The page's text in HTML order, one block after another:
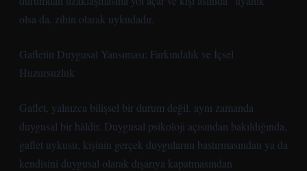
olsa da, zihin olarak uykudadır.
Gafletin Duygusal Yansıması: Farkındalık ve İçsel
Huzursuzluk
Gaflet, yalnızca bilişsel bir durum değil, aynı zamanda
duygusal bir hâldir. Duygusal psikoloji açısından bakıldığında,
gaflet uykusu, kişinin gerçek duygularını bastırmasından ya da
kendisini duygusal olarak dışarıya kapatmasından